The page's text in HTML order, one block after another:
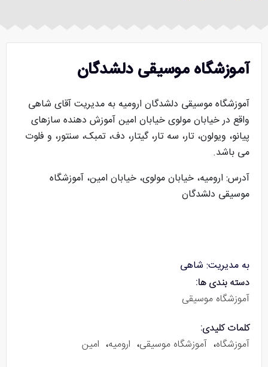
آموزشگاه موسیقی دلشدگان
آموزشگاه موسیقی دلشدگان ارومیه به مدیریت آقای شاهی
واقع در خیابان مولوی خیابان امین آموزش دهنده سازهای
پیانو، ویولون، تار، سه تار، گیتار، دف، تمبک، سنتور، و فلوت
می باشد.
آدرس: ارومیه، خیابان مولوی، خیابان امین، آموزشگاه
موسیقی دلشدگان
به مدیریت: شاهی
دسته بندی ها:
آموزشگاه موسیقی
کلمات کلیدی:
آموزشگاه، آموزشگاه موسیقی، ارومیه، امین